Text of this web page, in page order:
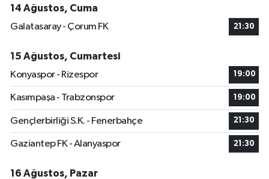
14 Ağustos, Cuma
Galatasaray - Çorum FK
21:30
15 Ağustos, Cumartesi
Konyaspor - Rizespor
19:00
Kasımpaşa - Trabzonspor 19:00
Gençlerbirliği S.K. - Fenerbahçe 21:30
Gaziantep FK - Alanyaspor 21:30
16 Ağustos, Pazar